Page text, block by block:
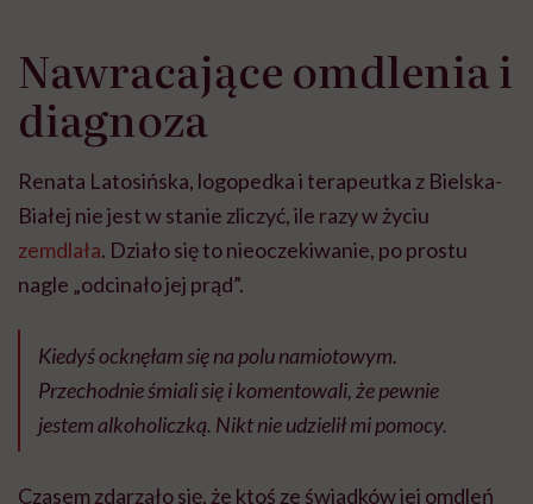
Nawracające omdlenia i
diagnoza
Renata Latosińska, logopedka i terapeutka z Bielska-
Białej nie jest w stanie zliczyć, ile razy w życiu
zemdlała. Działo się to nieoczekiwanie, po prostu
nagle „odcinało jej prąd”.
Kiedyś ocknęłam się na polu namiotowym.
Przechodnie śmiali się i komentowali, że pewnie
jestem alkoholiczką. Nikt nie udzielił mi pomocy.
Czasem zdarzało się, że ktoś ze świadków jej omdleń